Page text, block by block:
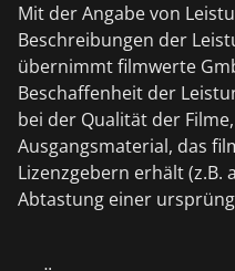
Mit der Angabe von
Beschreibungen der
übernimmt filmwerte
Beschaffenheit der
bei der Qualität der
Ausgangsmaterial, das
Lizenzgebern erhält
Abtastung einer